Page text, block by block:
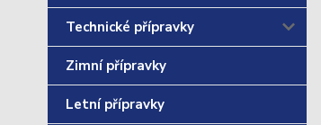
Technické přípravky
Zimní přípravky
Letní přípravky